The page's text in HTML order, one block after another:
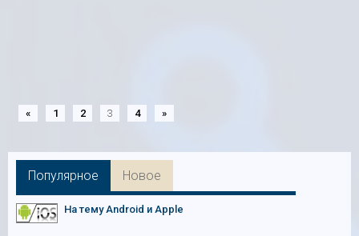
« 1 2 3 4 »
Популярное Новое
На тему Android и Apple